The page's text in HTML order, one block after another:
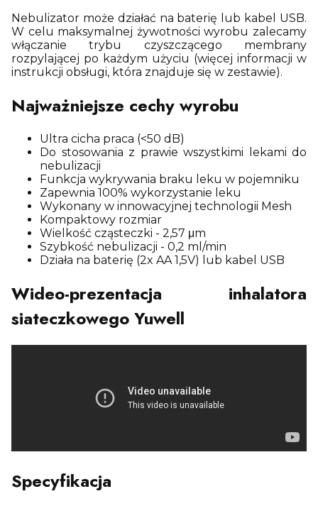
Nebulizator może działać na baterię lub kabel USB.
W celu maksymalnej żywotności wyrobu zalecamy
włączanie trybu czyszczącego membrany
rozpylającej po każdym użyciu (więcej informacji w
instrukcji obsługi, która znajduje się w zestawie).
Najważniejsze cechy wyrobu
Ultra cicha praca (<50 dB)
Do stosowania z prawie wszystkimi lekami do
nebulizacji
Funkcja wykrywania braku leku w pojemniku
Zapewnia 100% wykorzystanie leku
Wykonany w innowacyjnej technologii Mesh
Kompaktowy rozmiar
Wielkość cząsteczki - 2,57 μm
Szybkość nebulizacji - 0,2 ml/min
Działa na baterię (2x AA 1,5V) lub kabel USB
Wideo-prezentacja inhalatora
siateczkowego Yuwell
Specyfikacja